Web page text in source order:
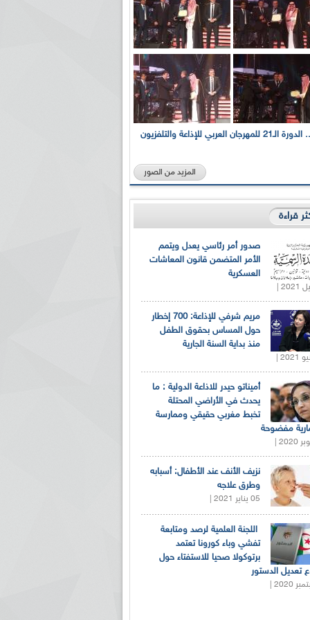
بالصور... الدورة الـ21 للمهرجان العربي للإذاعة والتلفزيون
المزيد من الصور
قراءة
صدور أمر رئاسي يعدل ويتمم
الأمر المتضمن قانون المعاشات
العسكرية
مريم شرفي للإذاعة: 700 إخطار
حول المساس بحقوق الطفل
منذ بداية السنة الجارية
أميناتو حيدر للاذاعة الدولية : ما
يحدث في الأراضي المحتلة
تخبط مغربي حقيقي وممارسة
مفضوحة
نزيف الأنف عند الأطفال: أسبابه
وطرق علاجه
05 يناير 2021 |
اللجنة العلمية لرصد ومتابعة
تفشي وباء كورونا تعتمد
برتوكولا صحيا للاستفتاء حول
تعديل الدستور